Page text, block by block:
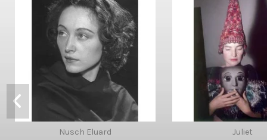
Nusch Eluard
Juliet